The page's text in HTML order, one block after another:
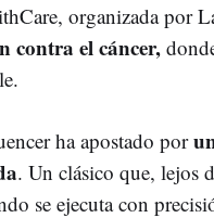
organizada por
contra el cáncer,
ha apostado por
. Un clásico que, lejos
se ejecuta con